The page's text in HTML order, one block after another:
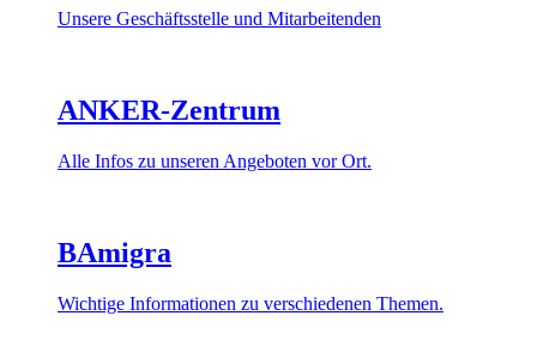
Unsere Geschäftsstelle und Mitarbeitenden
ANKER-Zentrum
Alle Infos zu unseren Angeboten vor Ort.
BAmigra
Wichtige Informationen zu verschiedenen Themen.